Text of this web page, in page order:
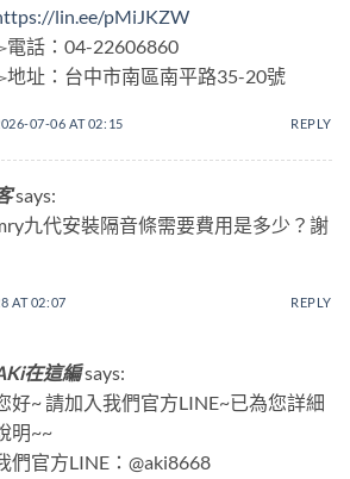
lin.ee/pMiJKZW
電話：04-22606860
地址：台中市南區南平路35-20號
07-06 AT 02:15 REPLY
says:
九代安裝隔音條需要費用是多少？謝
AT 02:07 REPLY
在這編says:
好~ 請加入我們官方LINE~已為您詳細
明~~
們官方LINE：@aki8668